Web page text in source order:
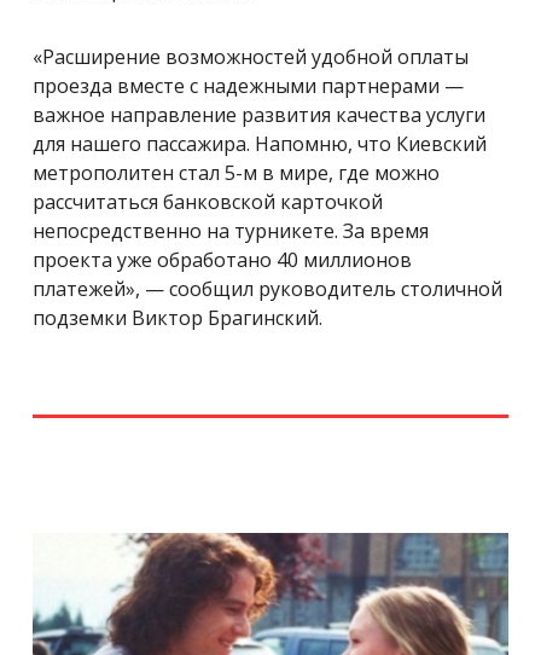
«Расширение возможностей удобной оплаты
проезда вместе с надежными партнерами —
важное направление развития качества услуги
для нашего пассажира. Напомню, что Киевский
метрополитен стал 5-м в мире, где можно
рассчитаться банковской карточкой
непосредственно на турникете. За время
проекта уже обработано 40 миллионов
платежей», — сообщил руководитель столичной
подземки Виктор Брагинский.